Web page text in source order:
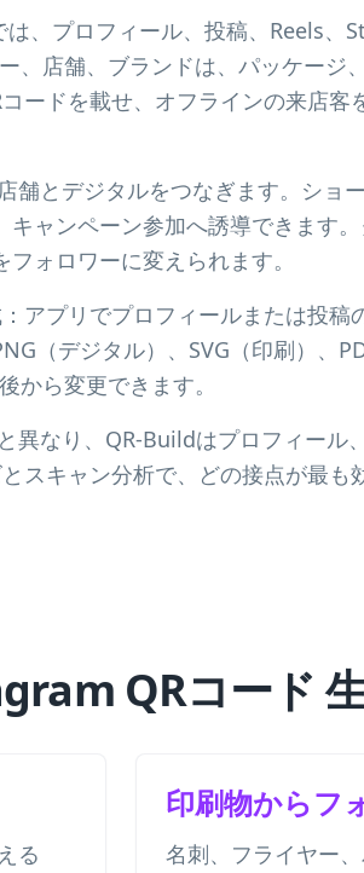
、プロフィール、投稿、Reels、
、店舗、ブランドは、パッケージ
ードを載せ、オフラインの来店客
とデジタルをつなぎます。ショ
キャンペーン参加へ誘導できます
ォロワーに変えられます。
アプリでプロフィールまたは投稿
（デジタル）、SVG（印刷）、
から変更できます。
異なり、QR-Buildはプロフィール
キャン分析で、どの接点が最も
QRコード
る
印刷物からフ
名刺、フライヤー